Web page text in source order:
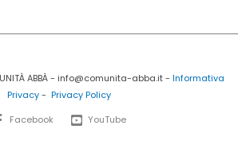
ABBÀ - info@comunita-abba.it - Informativa
Privacy - Privacy Policy
Facebook YouTube